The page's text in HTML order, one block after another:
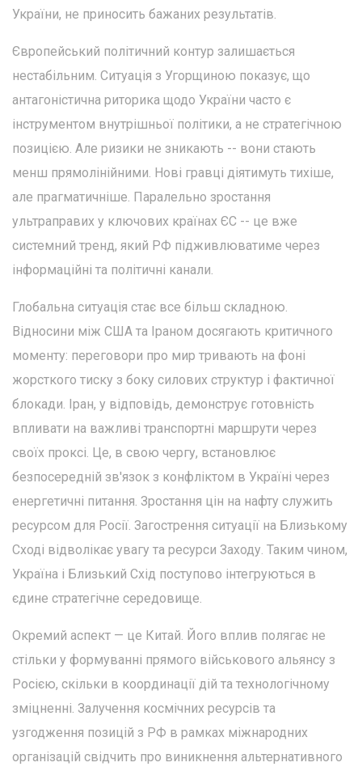
України, не приносить бажаних результатів.
Європейський політичний контур залишається
нестабільним. Ситуація з Угорщиною показує, що
антагоністична риторика щодо України часто є
інструментом внутрішньої політики, а не стратегічною
позицією. Але ризики не зникають -- вони стають
менш прямолінійними. Нові гравці діятимуть тихіше,
але прагматичніше. Паралельно зростання
ультраправих у ключових країнах ЄС -- це вже
системний тренд, який РФ підживлюватиме через
інформаційні та політичні канали.
Глобальна ситуація стає все більш складною.
Відносини між США та Іраном досягають критичного
моменту: переговори про мир тривають на фоні
жорсткого тиску з боку силових структур і фактичної
блокади. Іран, у відповідь, демонструє готовність
впливати на важливі транспортні маршрути через
своїх проксі. Це, в свою чергу, встановлює
безпосередній зв'язок з конфліктом в Україні через
енергетичні питання. Зростання цін на нафту служить
ресурсом для Росії. Загострення ситуації на Близькому
Сході відволікає увагу та ресурси Заходу. Таким чином,
Україна і Близький Схід поступово інтегруються в
єдине стратегічне середовище.
Окремий аспект — це Китай. Його вплив полягає не
стільки у формуванні прямого військового альянсу з
Росією, скільки в координації дій та технологічному
зміцненні. Залучення космічних ресурсів та
узгодження позицій з РФ в рамках міжнародних
організацій свідчить про виникнення альтернативного